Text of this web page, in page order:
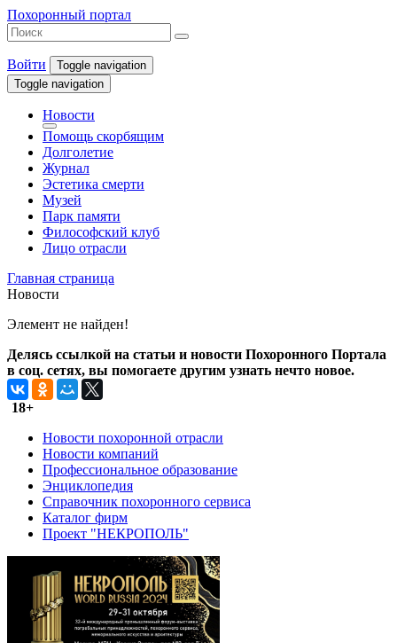
Похоронный портал
Войти
Toggle navigation
Toggle navigation
Новости
Помощь скорбящим
Долголетие
Журнал
Эстетика смерти
Музей
Парк памяти
Философский клуб
Лицо отрасли
Главная страница
Новости
Элемент не найден!
Делясь ссылкой на статьи и новости Похоронного Портала
в соц. сетях, вы помогаете другим узнать нечто новое.
18+
Новости похоронной отрасли
Новости компаний
Профессиональное образование
Энциклопедия
Справочник похоронного сервиса
Каталог фирм
Проект "НЕКРОПОЛЬ"